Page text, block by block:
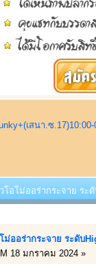
เสนา.ซ
โม่ออร่ากระจาย ระดั
ออร่ากระจาย ระดับ
18 มกราคม 2024 »